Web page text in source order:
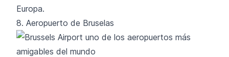
Europa.
8. Aeropuerto de Bruselas